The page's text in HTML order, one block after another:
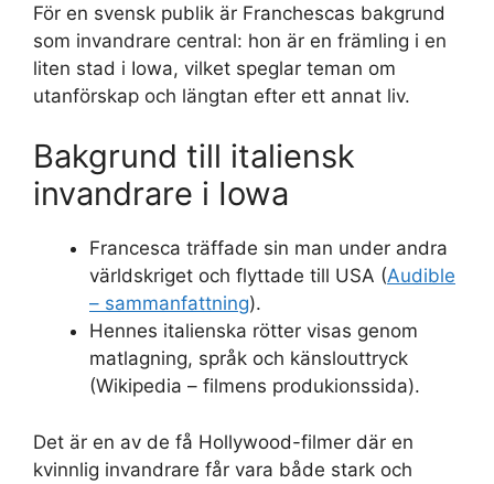
För en svensk publik är Franchescas bakgrund
som invandrare central: hon är en främling i en
liten stad i Iowa, vilket speglar teman om
utanförskap och längtan efter ett annat liv.
Bakgrund till italiensk
invandrare i Iowa
Francesca träffade sin man under andra
världskriget och flyttade till USA (Audible
– sammanfattning).
Hennes italienska rötter visas genom
matlagning, språk och känslouttryck
(Wikipedia – filmens produkionssida).
Det är en av de få Hollywood-filmer där en
kvinnlig invandrare får vara både stark och